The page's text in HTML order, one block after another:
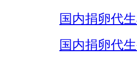
国内捐卵代
国内捐卵代